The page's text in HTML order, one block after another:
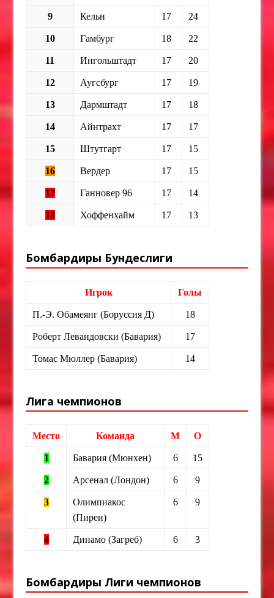
9 Кельн 17 24
10 Гамбург 18 22
11 Ингольштадт 17 20
12 Аугсбург 17 19
13 Дармштадт 17 18
14 Айнтрахт 17 17
15 Штутгарт 17 15
16 Вердер 17 15
17 Ганновер 96 17 14
18 Хоффенхайм 17 13
Бомбардиры Бундеслиги
Игрок Голы
П.-Э. Обамеянг (Боруссия Д) 18
Роберт Левандовски (Бавария) 17
Томас Мюллер (Бавария) 14
Лига чемпионов
Место Команда М О
1 Бавария (Мюнхен) 6 15
2 Арсенал (Лондон) 6 9
3
Олимпиакос
(Пиреи)
6 9
4 Динамо (Загреб) 6 3
Бомбардиры Лиги чемпионов